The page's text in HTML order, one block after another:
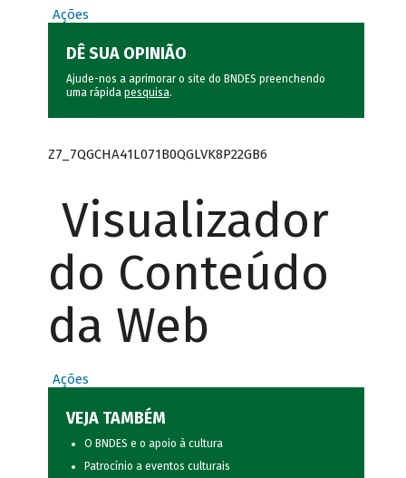
Ações
DÊ SUA OPINIÃO
Ajude-nos a aprimorar o site do BNDES preenchendo
uma rápida pesquisa.
Z7_7QGCHA41L071B0QGLVK8P22GB6
Visualizador
do Conteúdo
da Web
Ações
VEJA TAMBÉM
O BNDES e o apoio à cultura
Patrocínio a eventos culturais